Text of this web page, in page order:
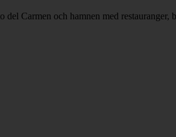
del Carmen och hamnen med